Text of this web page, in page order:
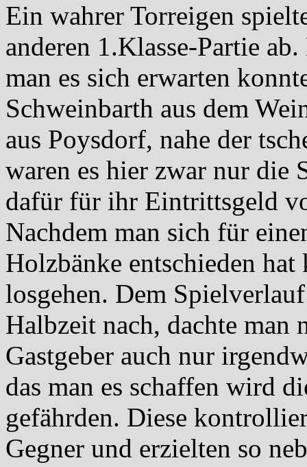
Ein wahrer Torreigen
anderen 1.Klasse-Partie
man es sich erwarten
Schweinbarth aus dem
aus Poysdorf, nahe der
waren es hier zwar nur die
dafür für ihr Eintrittsgeld
Nachdem man sich für
Holzbänke entschieden hat
losgehen. Dem
Halbzeit nach, dachte man
Gastgeber auch nur
das man es schaffen wird
gefährden. Diese
Gegner und erzielten so